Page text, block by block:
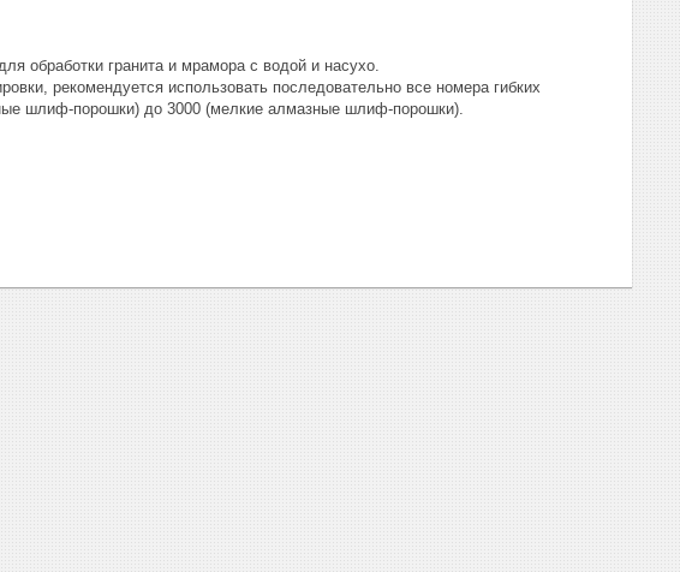
обработки гранита и мрамора с водой и насухо.
рекомендуется использовать последовательно все номера гибких
шлиф-порошки) до 3000 (мелкие алмазные шлиф-порошки).